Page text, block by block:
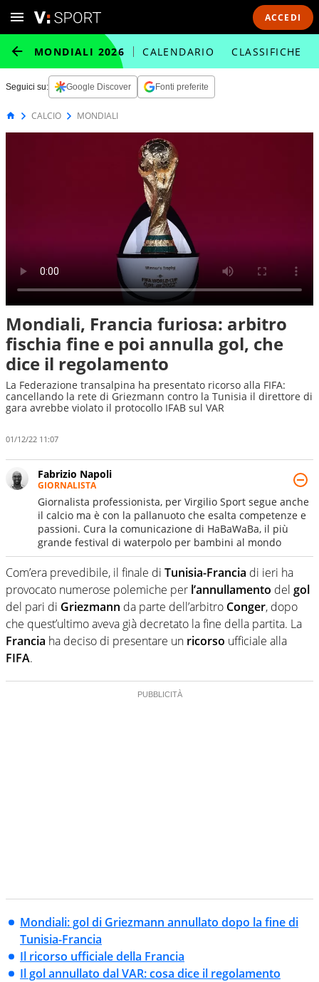
ACCEDI
MONDIALI 2026 CALENDARIO CLASSIFICHE
Seguici su: Google Discover Fonti preferite
CALCIO MONDIALI
Mondiali, Francia furiosa: arbitro
fischia fine e poi annulla gol, che
dice il regolamento
La Federazione transalpina ha presentato ricorso alla FIFA:
cancellando la rete di Griezmann contro la Tunisia il direttore di
gara avrebbe violato il protocollo IFAB sul VAR
01/12/22 11:07
Fabrizio Napoli
GIORNALISTA
Giornalista professionista, per Virgilio Sport segue anche
il calcio ma è con la pallanuoto che esalta competenze e
passioni. Cura la comunicazione di HaBaWaBa, il più
grande festival di waterpolo per bambini al mondo
Com’era prevedibile, il finale di Tunisia-Francia di ieri ha
provocato numerose polemiche per l’annullamento del gol
del pari di Griezmann da parte dell’arbitro Conger, dopo
che quest’ultimo aveva già decretato la fine della partita. La
Francia ha deciso di presentare un ricorso ufficiale alla
FIFA.
Mondiali: gol di Griezmann annullato dopo la fine di
Tunisia-Francia
Il ricorso ufficiale della Francia
Il gol annullato dal VAR: cosa dice il regolamento